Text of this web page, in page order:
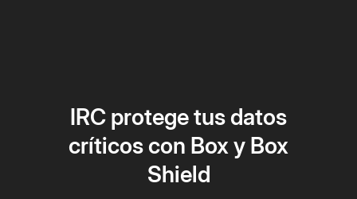
IRC protege tus datos
críticos con Box y Box
Shield